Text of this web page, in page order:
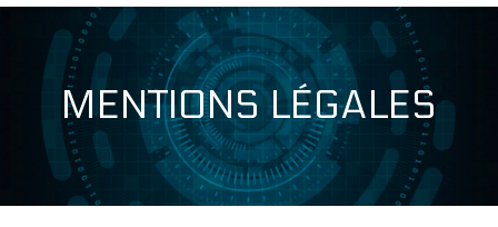
MENTIONS LÉGALES